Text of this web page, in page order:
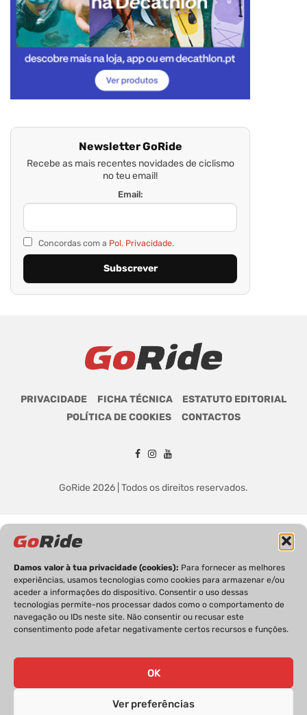
Damos valor à tua privacidade (cookies): Para fornecer as melhores
experiências, usamos tecnologias como cookies para armazenar e/ou
aceder a informações do dispositivo. Consentir o uso dessas
tecnologias permite-nos processar dados como o comportamento de
navegação ou IDs neste site. Não consentir ou recusar este
consentimento pode afetar negativamente certos recursos e funções.
OK
Ver preferências
Newsletter GoRide
Recebe as mais recentes novidades de ciclismo
no teu email!
Email:
Concordas com a Pol. Privacidade.
PRIVACIDADE FICHA TÉCNICA
ESTATUTO EDITORIAL
POLÍTICA DE COOKIES
CONTACTOS
GoRide 2026 | Todos os direitos reservados.